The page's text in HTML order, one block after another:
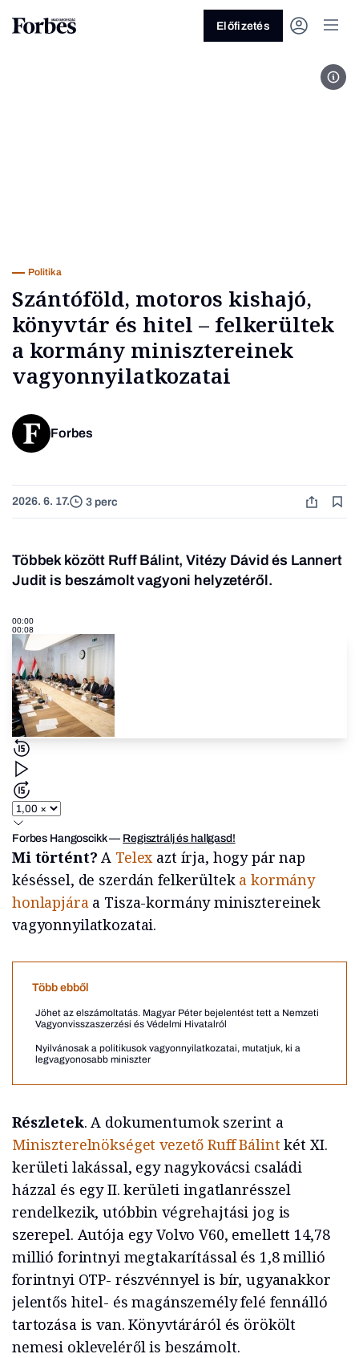
Előfizetés
Politika
Szántóföld, motoros kishajó,
könyvtár és hitel – felkerültek
a kormány minisztereinek
vagyonnyilatkozatai
Forbes
2026. 6. 17. 3 perc
Többek között Ruff Bálint, Vitézy Dávid és Lannert
Judit is beszámolt vagyoni helyzetéről.
00:00
00:08
Forbes Hangoscikk— Regisztrálj és hallgasd!
Mi történt?A Telex azt írja, hogy pár nap
késéssel, de szerdán felkerültek a kormány
honlapjáraa Tisza-kormány minisztereinek
vagyonnyilatkozatai.
Több ebből
Jöhet az elszámoltatás. Magyar Péter bejelentést tett a Nemzeti
Vagyonvisszaszerzési és Védelmi Hivatalról
Nyilvánosak a politikusok vagyonnyilatkozatai, mutatjuk, ki a
legvagyonosabb miniszter
Részletek. A dokumentumok szerint a
Miniszterelnökséget vezető Ruff Bálintkét XI.
kerületi lakással, egy nagykovácsi családi
házzal és egy II. kerületi ingatlanrésszel
rendelkezik, utóbbin végrehajtási jog is
szerepel. Autója egy Volvo V60, emellett 14,78
millió forintnyi megtakarítással és 1,8 millió
forintnyi OTP- részvénnyel is bír, ugyanakkor
jelentős hitel- és magánszemély felé fennálló
tartozása is van. Könyvtáráról és örökölt
nemesi okleveléről is beszámolt.